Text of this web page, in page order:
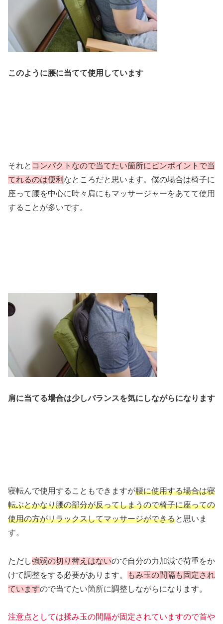
このように腰に当てて使用しています
それと コンパクトなので当てたい箇所にピンポイントで当
てれるのは便利 なところだと思います。僕の場合は椅子に
座って腰を中心に時々肩にもマッサージャーをあてて使用
することが多いです。
肩に当てる場合は少しバランスを気にしながらになります
寝転んで使用することもできますが腰に使用する場合は寝
転ぶとかなり腰の部分が反ってしまうので椅子に座っての
使用の方がリラックスしてマッサージができると思いま
す。
ただし強弱の切り替えはないので自分の力加減で荷重をか
けて調整をする必要があります。
もみ玉の間隔も固定され
ていますので当てたい箇所に調整しながらになります。
注意点としては揉み玉の間隔が固定されていますので首や